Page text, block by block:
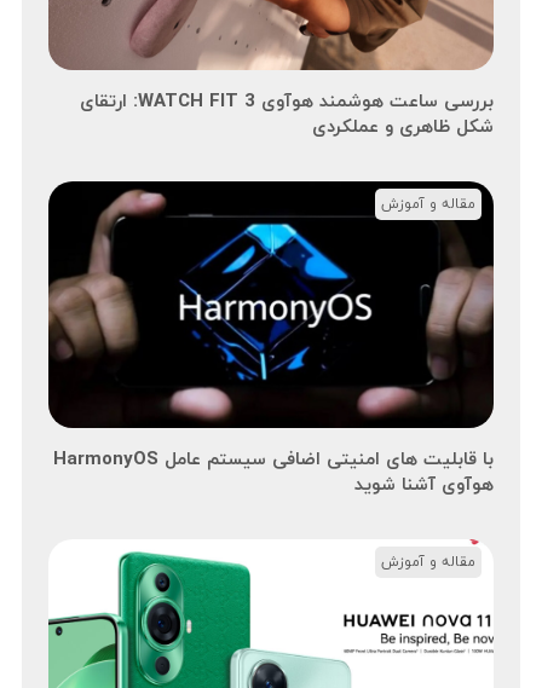
بررسی ساعت هوشمند هوآوی WATCH FIT 3: ارتقای
شکل ظاهری و عملکردی
با قابلیت های امنیتی اضافی سیستم عامل HarmonyOS
هوآوی آشنا شوید
مقاله و آموزش
مقاله و آموزش